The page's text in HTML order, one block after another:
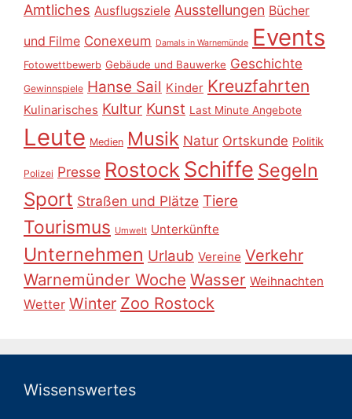
Amtliches Ausflugsziele Ausstellungen Bücher
und Filme Conexeum Damals in Warnemünde Events
Fotowettbewerb Gebäude und Bauwerke Geschichte
Gewinnspiele Hanse Sail Kinder Kreuzfahrten
Kulinarisches Kultur Kunst Last Minute Angebote
Leute Medien Musik Natur Ortskunde Politik
Polizei Presse Rostock Schiffe Segeln
Sport Straßen und Plätze Tiere
Tourismus Umwelt Unterkünfte
Unternehmen Urlaub Vereine Verkehr
Warnemünder Woche Wasser Weihnachten
Wetter Winter Zoo Rostock
Wissenswertes